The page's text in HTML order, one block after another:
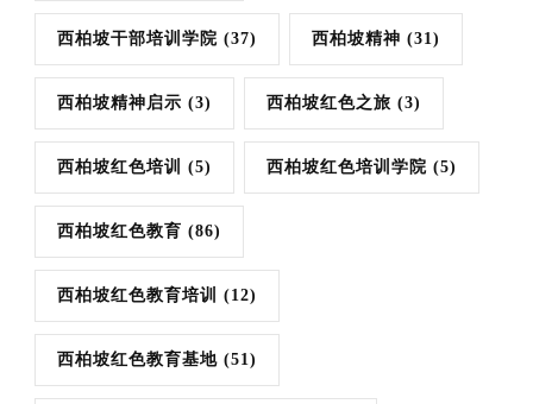
西柏坡干部培训学院 (37) 西柏坡精神 (31)
西柏坡精神启示 (3) 西柏坡红色之旅 (3)
西柏坡红色培训 (5) 西柏坡红色培训学院 (5)
西柏坡红色教育 (86)
西柏坡红色教育培训 (12)
西柏坡红色教育基地 (51)